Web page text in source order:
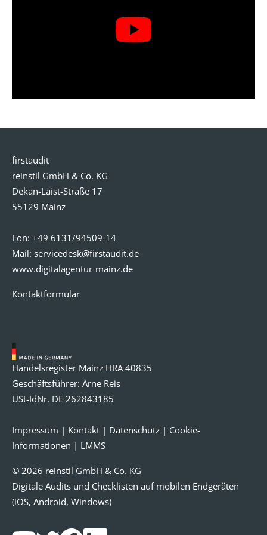
firstaudit
reinstil GmbH & Co. KG
Dekan-Laist-Straße 17
55129 Mainz
Fon: +49 6131/94509-14
Mail: servicedesk@firstaudit.de
www.digitalagentur-mainz.de
Kontaktformular
Handelsregister Mainz HRA 40835
Geschäftsführer: Arne Reis
USt-IdNr. DE 262843185
Impressum | Kontakt | Datenschutz | Cookie-
Informationen | LMMS
© 2026 reinstil GmbH & Co. KG
Digitale Audits und Checklisten auf mobilen Endgeräten
(iOS, Android, Windows)